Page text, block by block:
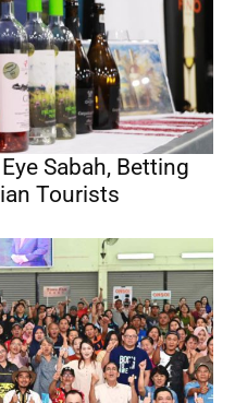
Sabah, Betting
Tourists